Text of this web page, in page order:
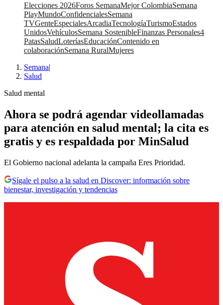
Elecciones 2026Foros SemanaMejor ColombiaSemana
PlayMundoConfidencialesSemana
TVGenteEspecialesArcadiaTecnologíaTurismoEstados
UnidosVehículosSemana SostenibleFinanzas Personales4
PatasSaludLoteríasEducaciónContenido en
colaboraciónSemana RuralMujeres
Semana|
Salud
Salud mental
Ahora se podrá agendar videollamadas
para atención en salud mental; la cita es
gratis y es respaldada por MinSalud
El Gobierno nacional adelanta la campaña Eres Prioridad.
Sígale el pulso a la salud en Discover: información sobre
bienestar, investigación y tendencias